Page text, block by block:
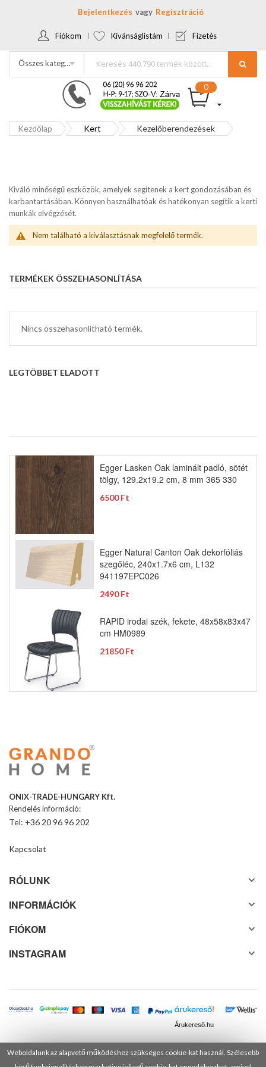
Weboldalunk az alapvető működéshez szükséges cookie-kat használ. Szélesebb
Bejelentkezés Regisztráció
Fiókom Kívánságlistám Fizetés
Összes kategória
Kezdőlap Kert Kezelőberendezések
Kiváló minőségű eszközök, amelyek segítenek a kert gondozásában és
karbantartásában. Könnyen használhatóak és hatékonyan segítik a kerti
munkák elvégzését.
Nem található a kiválasztásnak megfelelő termék.
TERMÉKEK ÖSSZEHASONLÍTÁSA
Nincs összehasonlítható termék.
LEGTÖBBET ELADOTT
Egger Lasken Oak laminált padló, sötét
tölgy, 129.2x19.2 cm, 8 mm 365 330
6500 Ft
Egger Natural Canton Oak dekorfóliás
szegőléc, 240x1.7x6 cm, L132
941197EPC026
2490 Ft
RAPID irodai szék, fekete, 48x58x83x47
cm HM0989
21850 Ft
ONIX-TRADE-HUNGARY Kft.
Rendelés információ:
Tel: +36 20 96 96 202
Kapcsolat
RÓLUNK
INFORMÁCIÓK
FIÓKOM
INSTAGRAM
Árukereső.hu